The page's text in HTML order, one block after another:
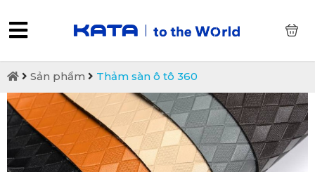
Sản phẩm Thảm sàn ô tô 360